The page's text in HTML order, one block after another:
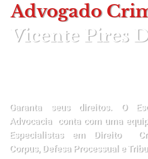
Advogado
Vicente Pires
Garanta seus direitos. O
Advocacia conta com uma
Especialistas em Direito
Corpus, Defesa Processual e